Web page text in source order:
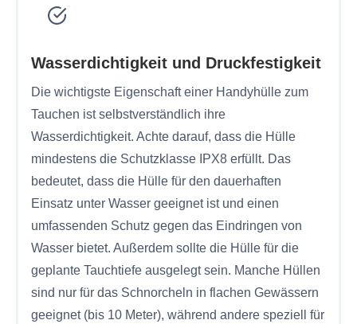
Wasserdichtigkeit und Druckfestigkeit
Die wichtigste Eigenschaft einer Handyhülle zum
Tauchen ist selbstverständlich ihre
Wasserdichtigkeit. Achte darauf, dass die Hülle
mindestens die Schutzklasse IPX8 erfüllt. Das
bedeutet, dass die Hülle für den dauerhaften
Einsatz unter Wasser geeignet ist und einen
umfassenden Schutz gegen das Eindringen von
Wasser bietet. Außerdem sollte die Hülle für die
geplante Tauchtiefe ausgelegt sein. Manche Hüllen
sind nur für das Schnorcheln in flachen Gewässern
geeignet (bis 10 Meter), während andere speziell für